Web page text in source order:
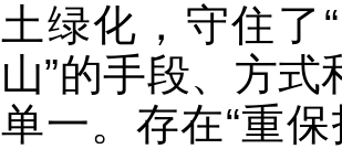
土绿化，守住了
山”的手段、方
单一。存在“重